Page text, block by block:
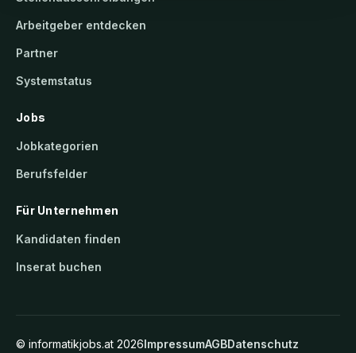
Arbeitgeber entdecken
Partner
Systemstatus
Jobs
Jobkategorien
Berufsfelder
Für Unternehmen
Kandidaten finden
Inserat buchen
© informatikjobs.at 2026ImpressumAGBDatenschutz